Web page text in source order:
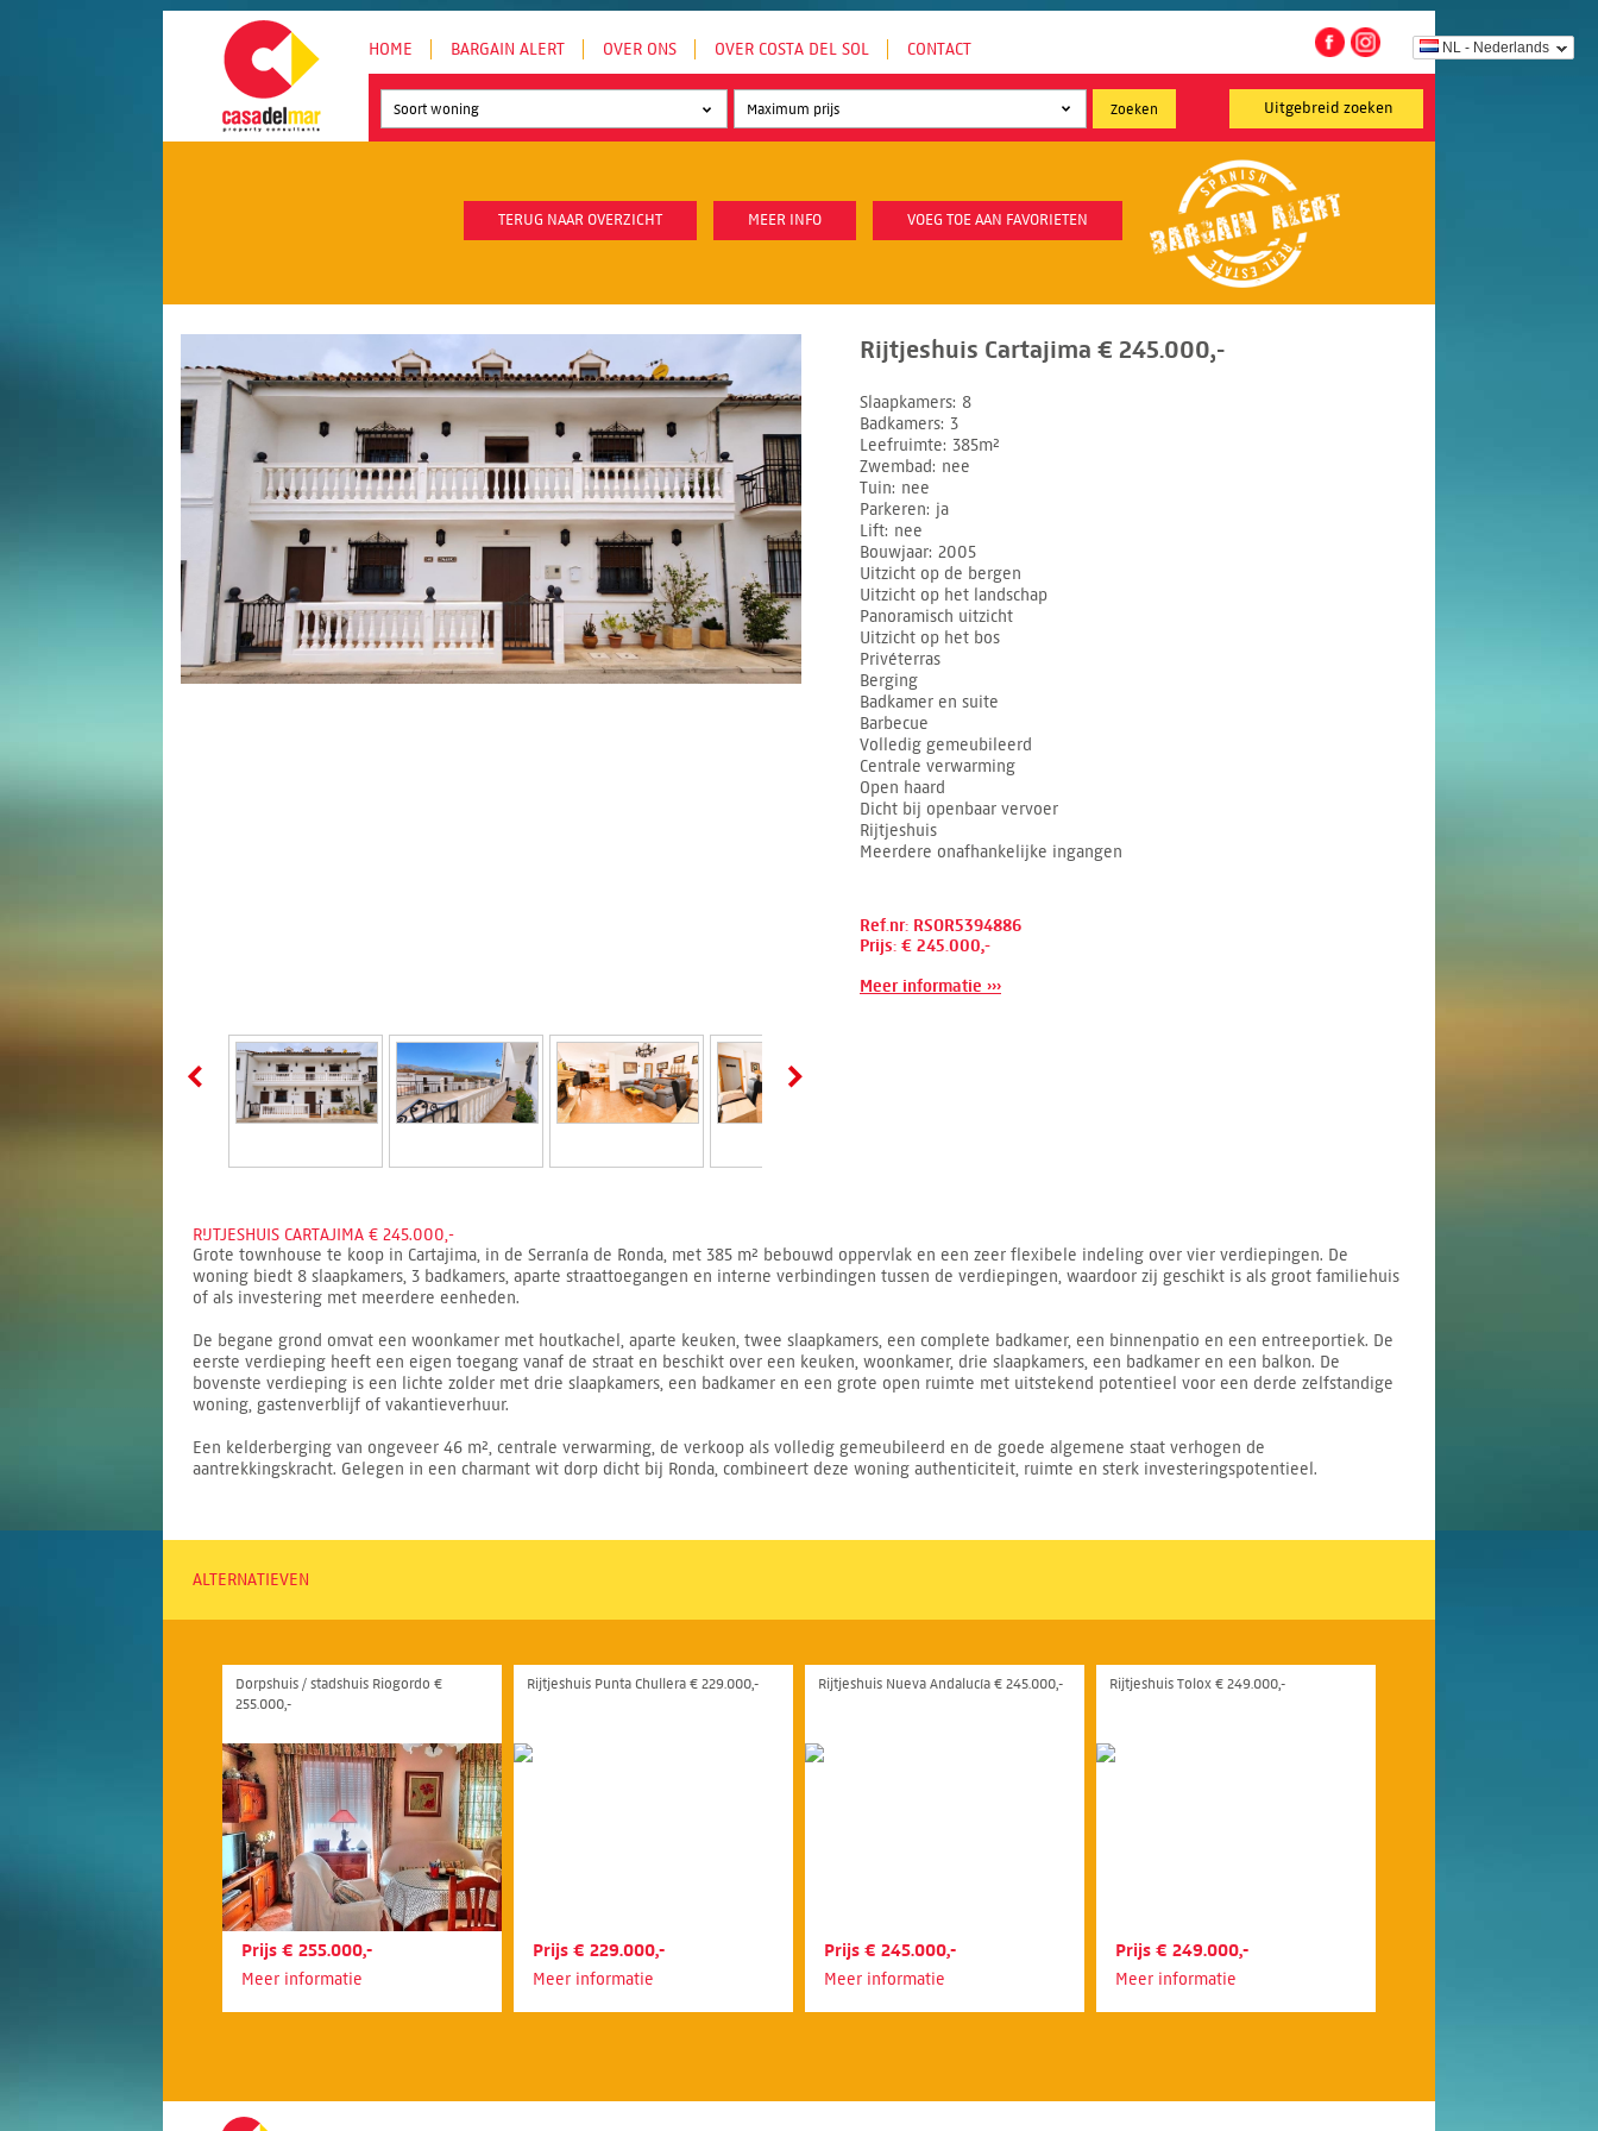
NL - Nederlands
HOME BARGAIN ALERT OVER ONS OVER COSTA DEL SOL CONTACT
Uitgebreid zoeken
Soort woning
TERUG NAAR OVERZICHT MEER INFO VOEG TOE AAN FAVORIETEN
Rijtjeshuis Cartajima € 245.000,-
Slaapkamers 8
Badkamers 3
Leefruimte 385m²
Zwembad
nee
Tuin nee
Parkeren ja
Lift nee
Bouwjaar 2005
Uitzicht op de bergen
Uitzicht op het landschap
Panoramisch uitzicht
Uitzicht op het bos
Privéterras
Berging
Badkamer en suite
Barbecue
Volledig gemeubileerd
Centrale verwarming
Open haard
Dicht bij openbaar vervoer
Rijtjeshuis
Meerdere onafhankelijke ingangen
Ref.nr: RSOR5394886
Prijs: € 245.000,-
Meer informatie ›››
RIJTJESHUIS CARTAJIMA € 245.000,-
Grote townhouse te koop in Cartajima, in de Serranía de Ronda, met 385 m² bebouwd oppervlak en een zeer flexibele indeling over vier verdiepingen. De
woning biedt 8 slaapkamers, 3 badkamers, aparte straattoegangen en interne verbindingen tussen de verdiepingen, waardoor zij geschikt is als groot familiehuis
of als investering met meerdere eenheden.
De begane grond omvat een woonkamer met houtkachel, aparte keuken, twee slaapkamers, een complete badkamer, een binnenpatio en een entreeportiek. De
eerste verdieping heeft een eigen toegang vanaf de straat en beschikt over een keuken, woonkamer, drie slaapkamers, een badkamer en een balkon. De
bovenste verdieping is een lichte zolder met drie slaapkamers, een badkamer en een grote open ruimte met uitstekend potentieel voor een derde zelfstandige
woning, gastenverblijf of vakantieverhuur.
Een kelderberging van ongeveer 46 m², centrale verwarming, de verkoop als volledig gemeubileerd en de goede algemene staat verhogen de
aantrekkingskracht. Gelegen in een charmant wit dorp dicht bij Ronda, combineert deze woning authenticiteit, ruimte en sterk investeringspotentieel.
ALTERNATIEVEN
Dorpshuis / stadshuis Riogordo €
255.000,-
Prijs € 255.000,-
Meer informatie
Rijtjeshuis Punta Chullera € 229.000,-
Prijs € 229.000,-
Meer informatie
Rijtjeshuis Nueva Andalucía € 245.000,-
Prijs € 245.000,-
Meer informatie
Rijtjeshuis Tolox € 249.000,-
Prijs € 249.000,-
Meer informatie